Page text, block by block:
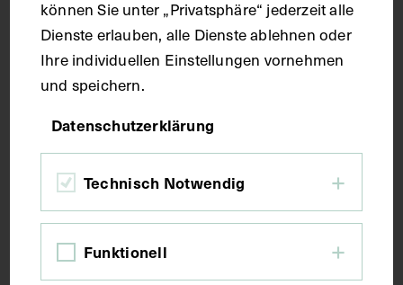
Druck
Bildmaß 14,2 x 9,3 cm
Bildmaß inkl. Untergrund 32 x 25 cm
Kurzbeschreibung
können Sie unter „Privatsphäre“ jederzeit alle
Dienste erlauben, alle Dienste ablehnen oder
Ihre individuellen Einstellungen vornehmen
und speichern.
Datenschutzerklärung
Technisch Notwendig
Funktionell